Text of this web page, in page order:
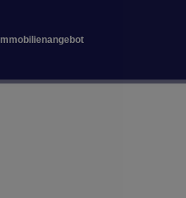
Immobilienangebot